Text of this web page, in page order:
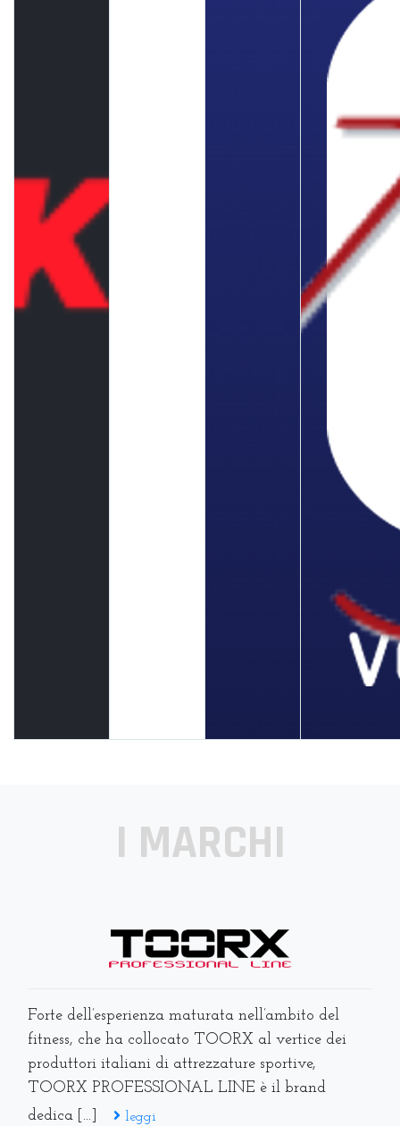
I MARCHI
Forte dell’esperienza maturata nell’ambito del
fitness, che ha collocato TOORX al vertice dei
produttori italiani di attrezzature sportive,
TOORX PROFESSIONAL LINE è il brand
dedica [...]
leggi